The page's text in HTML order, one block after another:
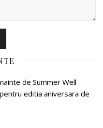
de Summer Well
editia aniversara de